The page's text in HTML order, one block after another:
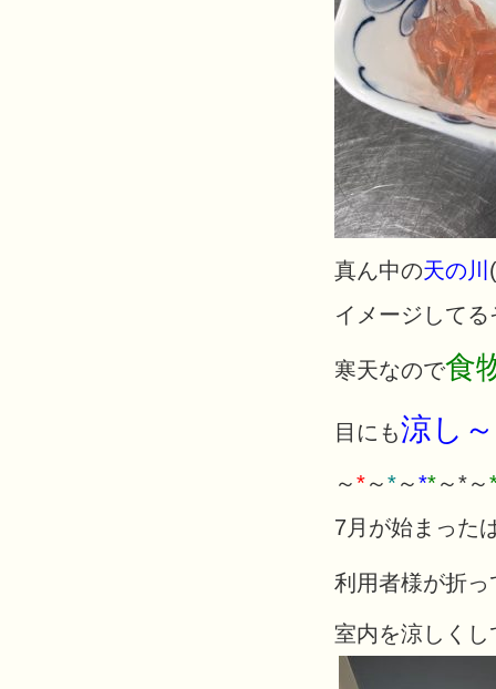
真ん中の天の川 (
イメージして
寒天なので食
目にも涼し
～*～*～**～*～
7月が始まった
利用者様が折
室内を涼しく